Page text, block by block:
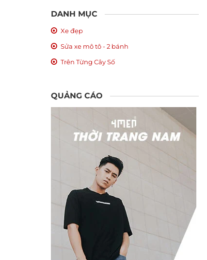
DANH MỤC
Xe đẹp
Sửa xe mô tô - 2 bánh
Trên Từng Cây Số
QUẢNG CÁO